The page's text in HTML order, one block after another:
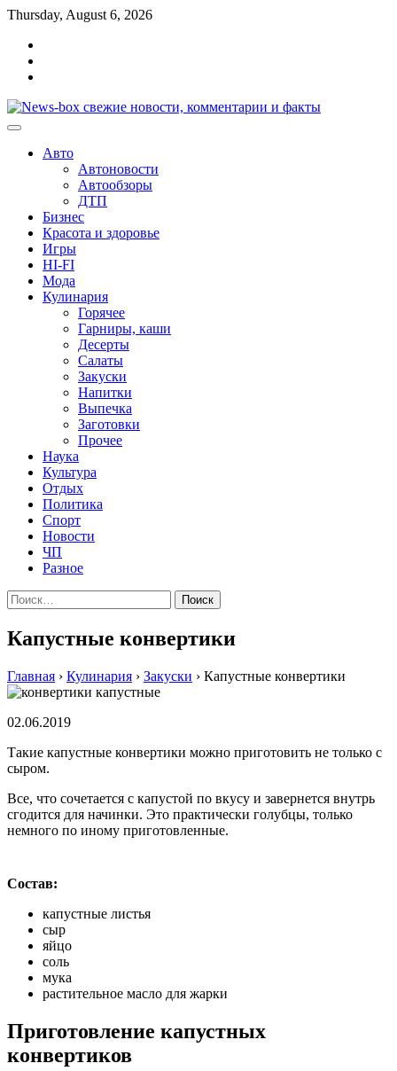
Перейти
содержимому
Thursday, August 6, 2026
Авто
Автоновости
Автообзоры
ДТП
Бизнес
Красота и здоровье
Игры
HI-FI
Мода
Кулинария
Горячее
Гарниры, каши
Десерты
Салаты
Закуски
Напитки
Выпечка
Заготовки
Прочее
Наука
Культура
Отдых
Политика
Спорт
Новости
ЧП
Разное
Найти:
Капустные конвертики
Главная › Кулинария › Закуски › Капустные конвертики
02.06.2019
Такие капустные конвертики можно приготовить не только с
сыром.
Все, что сочетается с капустой по вкусу и завернется внутрь
сгодится для начинки. Это практически голубцы, только
немного по иному приготовленные.
Состав:
капустные листья
сыр
яйцо
соль
мука
растительное масло для жарки
Приготовление капустных
конвертиков